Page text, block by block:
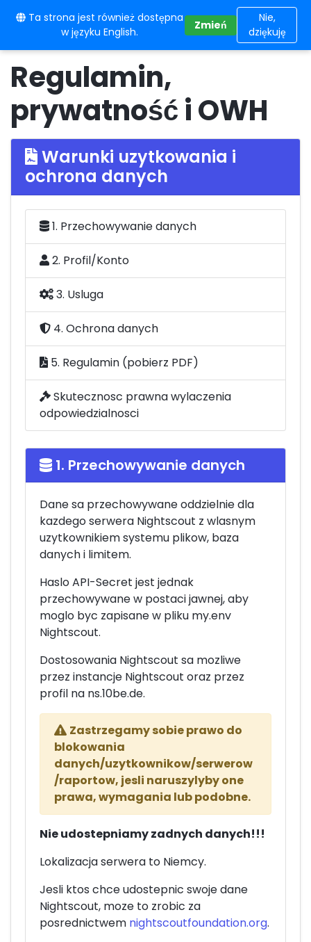
Ta strona jest również dostępna
w języku English.
Zmień
Nie,
dziękuję
10BE
Regulamin,
prywatność i OWH
Warunki uzytkowania i
ochrona danych
1. Przechowywanie danych
2. Profil/Konto
3. Usluga
4. Ochrona danych
5. Regulamin (pobierz PDF)
Skutecznosc prawna wylaczenia
odpowiedzialnosci
1. Przechowywanie danych
Dane sa przechowywane oddzielnie dla
kazdego serwera Nightscout z wlasnym
uzytkownikiem systemu plikow, baza
danych i limitem.
Haslo API-Secret jest jednak
przechowywane w postaci jawnej, aby
moglo byc zapisane w pliku my.env
Nightscout.
Dostosowania Nightscout sa mozliwe
przez instancje Nightscout oraz przez
profil na ns.10be.de.
Zastrzegamy sobie prawo do
blokowania
danych/uzytkownikow/serwerow
/raportow, jesli naruszylyby one
prawa, wymagania lub podobne.
Nie udostepniamy zadnych danych!!!
Lokalizacja serwera to Niemcy.
Jesli ktos chce udostepnic swoje dane
Nightscout, moze to zrobic za
posrednictwem nightscoutfoundation.org.